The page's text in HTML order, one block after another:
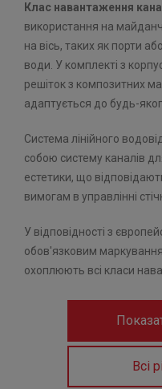
Клас навантаження
використання на
на вісь, таких як порти
води. У комплекті з
решіток з композитних
адаптується до будь-
Система лінійного
собою систему каналів
естетики, що
вимогам в управлінні
У відповідності з
обов'язковим
охоплюють всі класи
Всі